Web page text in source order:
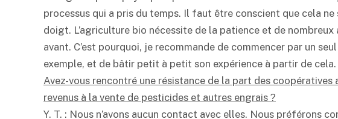
processus qui a pris du temps. Il faut être conscient que cela ne
doigt. L’agriculture bio nécessite de la patience et de nombreux
avant. C’est pourquoi, je recommande de commencer par un
exemple, et de bâtir petit à petit son expérience à partir de cela.
Avez-vous rencontré une résistance de la part des
revenus à la vente de pesticides et autres engrais ?
Y. T. : Nous n’avons aucun contact avec elles. Nous préférons